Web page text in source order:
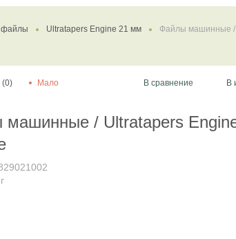
файлы Ultratapers Engine 21 мм Файлы машинные /
(0) Мало В сравнение В
машинные / Ultratapers
г